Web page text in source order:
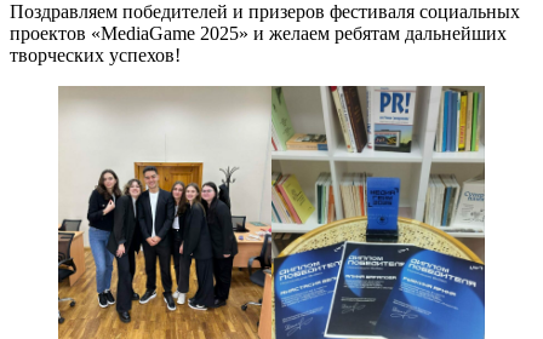
Поздравляем победителей и призеров фестиваля социальных
проектов «MediaGame 2025» и желаем ребятам дальнейших
творческих успехов!